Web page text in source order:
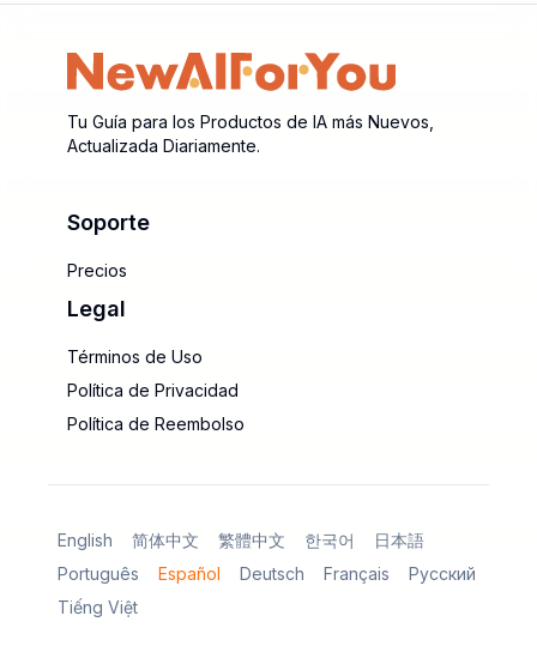
Tu Guía para los Productos de IA más Nuevos,
Actualizada Diariamente.
Soporte
Precios
Legal
Términos de Uso
Política de Privacidad
Política de Reembolso
English 简体中文 繁體中文 한국어
日本語
Português
Español Deutsch Français
Русский
Tiếng Việt